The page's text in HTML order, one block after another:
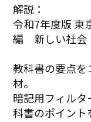
解説：
令和7年度版 東
編 新しい社会
教科書の要点
材。
暗記用フィル
科書のポイント